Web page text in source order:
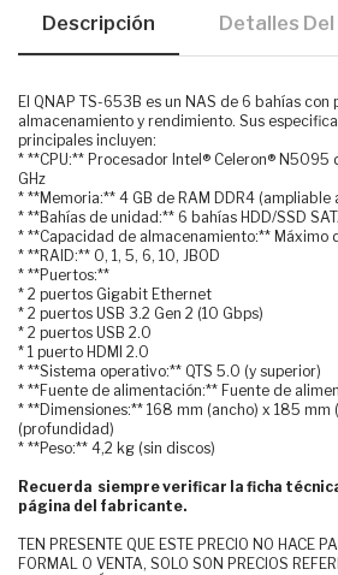
Descripción Detalles
El QNAP TS-653B es un NAS de 6 bahías
almacenamiento y rendimiento. Sus
principales incluyen:
* **CPU:** Procesador Intel® Celeron® N5095
GHz
* **Memoria:** 4 GB de RAM DDR4 (ampliable
* **Bahías de unidad:** 6 bahías HDD/SSD
* **Capacidad de almacenamiento:** Máximo
* **RAID:** 0, 1, 5, 6, 10, JBOD
* **Puertos:**
* 2 puertos Gigabit Ethernet
* 2 puertos USB 3.2 Gen 2 (10 Gbps)
* 2 puertos USB 2.0
* 1 puerto HDMI 2.0
* **Sistema operativo:** QTS 5.0 (y superior)
* **Fuente de alimentación:** Fuente de
* **Dimensiones:** 168 mm (ancho) x 185 mm
(profundidad)
* **Peso:** 4,2 kg (sin discos)
Recuerda siempre verificar la ficha
página del fabricante.
TEN PRESENTE QUE ESTE PRECIO NO HACE
FORMAL O VENTA, SOLO SON PRECIOS